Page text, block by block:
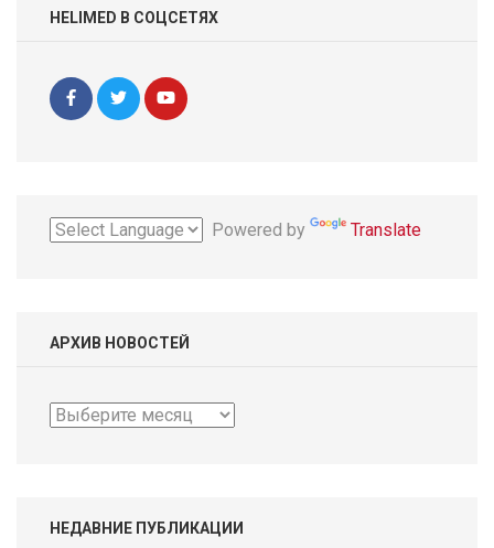
HELIMED В СОЦСЕТЯХ
Powered by Translate
АРХИВ НОВОСТЕЙ
Архив
НЕДАВНИЕ ПУБЛИКАЦИИ